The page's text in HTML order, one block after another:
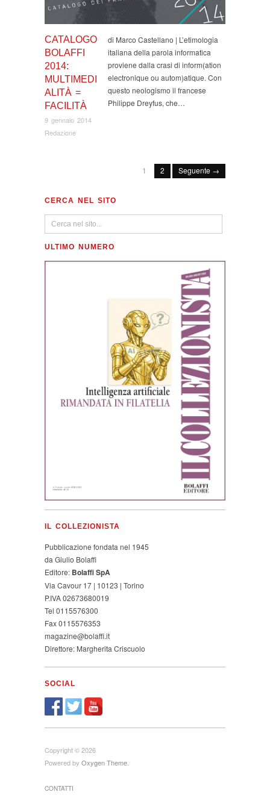
CATALOGO
BOLAFFI
2014:
MULTIMEDI
ALITÀ =
FACILITÀ
9 gennaio 2014
Redazione
di Marco Castellano | L’etimologia
italiana della parola informatica
proviene dalla crasi di inform(ation
electronique ou autom)atique. Con
questo neologismo il francese
Philippe Dreyfus, che…
1 2 Seguente →
CERCA NEL SITO
ULTIMO NUMERO
IL COLLEZIONISTA
Pubblicazione fondata nel 1945
da Giulio Bolaffi
Editore: Bolaffi SpA
Via Cavour 17 | 10123 | Torino
P.IVA 02673680019
Tel 0115576300
Fax 0115576353
magazine@bolaffi.it
Direttore: Margherita Criscuolo
SOCIAL
Copyright © 2026
Powered by Oxygen Theme
CONTATTI